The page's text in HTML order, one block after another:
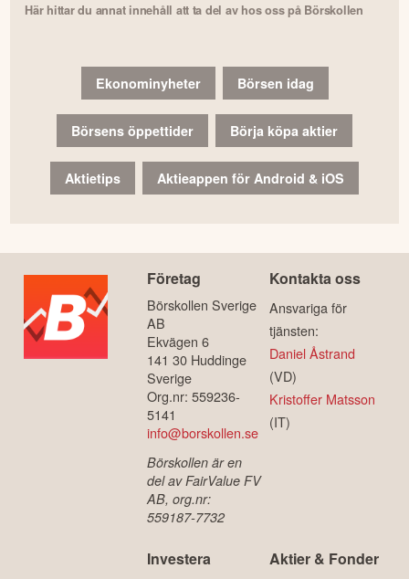
Här hittar du annat innehåll att ta del av hos oss på Börskollen
Ekonominyheter Börsen idag
Börsens öppettider Börja köpa aktier
Aktietips Aktieappen för Android & iOS
Företag
Börskollen Sverige
AB
Ekvägen 6
141 30 Huddinge
Sverige
Org.nr: 559236-
5141
info@borskollen.se
Börskollen är en
del av FairValue FV
AB, org.nr:
559187-7732
Kontakta oss
Ansvariga för
tjänsten:
Daniel Åstrand
(VD)
Kristoffer Matsson
(IT)
Investera Aktier & Fonder